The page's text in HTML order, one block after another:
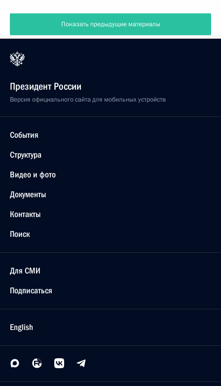
Показать предыдущие материалы
Президент России
Версия официального сайта для мобильных устройств
События
Структура
Видео и фото
Документы
Контакты
Поиск
Для СМИ
Подписаться
English